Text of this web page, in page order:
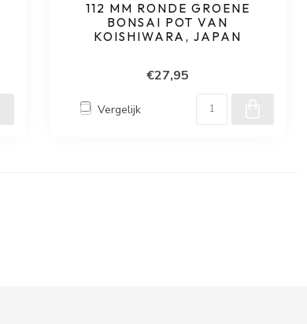
112 MM RONDE GROENE
BONSAI POT VAN
KOISHIWARA, JAPAN
€27,95
Vergelijk